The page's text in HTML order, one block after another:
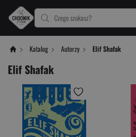
Czego szukasz?
Katalog Autorzy Elif Shafak
Elif Shafak